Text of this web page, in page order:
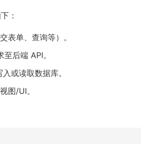
：
表单、查询等）。
后端 API。
或读取数据库。
图/UI。